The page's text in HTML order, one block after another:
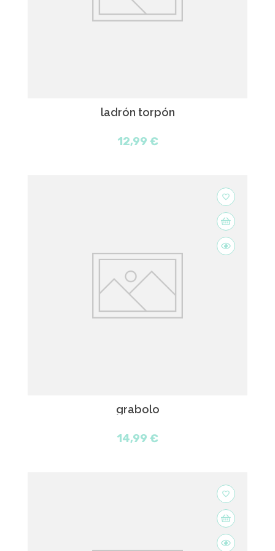
ladrón torpón
12,99 €
favorite_border
grabolo
14,99 €
favorite_border